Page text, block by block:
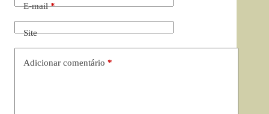
E-mail*
Site
Adicionar comentário *